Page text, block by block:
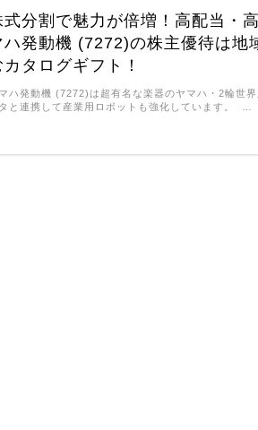
式分割で魅力が倍増！高配当・
ハ発動機 (7272)の株主優待は地
カタログギフト！
ハ発動機 (7272)は超有名な楽器のヤマハ・2輪世界
と連携して産業用ロボットも強化しています。 …